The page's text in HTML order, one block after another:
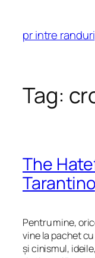
content
pr intre randuri
Tag:
The
Pentru mine,
vine la pachet
și cinismul,